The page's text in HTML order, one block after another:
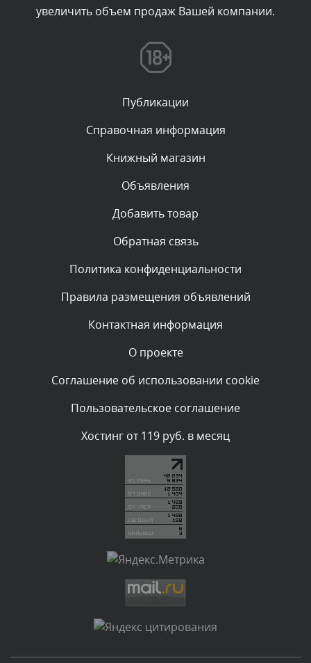
Комментарий проверяется
Текст комментария будет виден после проверки
Комментарий проверяется
Текст комментария будет виден после проверки
администратором.
Комментарий проверяется
Текст комментария будет виден после проверки
администратором.
Комментарий проверяется
администратором.
Комментарий проверяется
администратором.
Комментарий проверяется
Текст комментария будет виден после проверки
Комментарий проверяется
Текст комментария будет виден после проверки
администратором.
Текст комментария будет виден после проверки
администратором.
увеличить объем продаж Вашей компании.
Публикации
Справочная информация
Книжный магазин
Объявления
Добавить товар
Обратная связь
Политика конфиденциальности
Правила размещения объявлений
Контактная информация
О проекте
Соглашение об использовании cookie
Пользовательское соглашение
Хостинг от 119 руб. в месяц